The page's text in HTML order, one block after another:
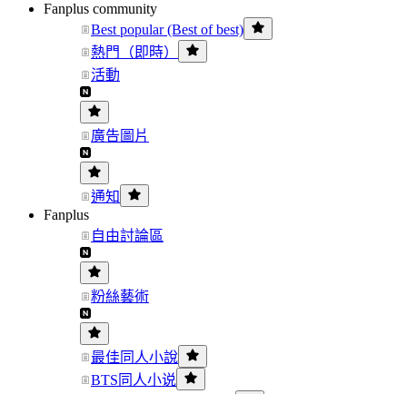
Fanplus community
Best popular (Best of best)
熱門（即時）
活動
廣告圖片
通知
Fanplus
自由討論區
粉絲藝術
最佳同人小說
BTS同人小说